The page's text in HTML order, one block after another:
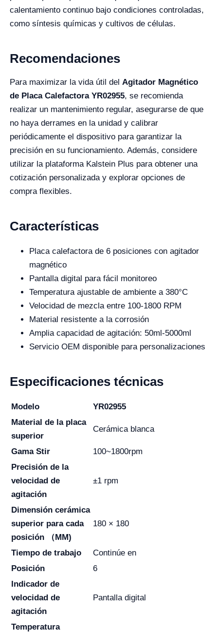
calentamiento continuo bajo condiciones controladas,
como síntesis químicas y cultivos de células.
Recomendaciones
Para maximizar la vida útil del Agitador Magnético
de Placa Calefactora YR02955, se recomienda
realizar un mantenimiento regular, asegurarse de que
no haya derrames en la unidad y calibrar
periódicamente el dispositivo para garantizar la
precisión en su funcionamiento. Además, considere
utilizar la plataforma Kalstein Plus para obtener una
cotización personalizada y explorar opciones de
compra flexibles.
Características
Placa calefactora de 6 posiciones con agitador
magnético
Pantalla digital para fácil monitoreo
Temperatura ajustable de ambiente a 380°C
Velocidad de mezcla entre 100-1800 RPM
Material resistente a la corrosión
Amplia capacidad de agitación: 50ml-5000ml
Servicio OEM disponible para personalizaciones
Especificaciones técnicas
Modelo
YR02955
Material de la placa
superior
Cerámica blanca
Gama Stir
100~1800rpm
Precisión de la
velocidad de
agitación
±1 rpm
Dimensión cerámica
superior para cada
posición （MM)
180 × 180
Tiempo de trabajo
Continúe en
Posición
6
Indicador de
velocidad de
agitación
Pantalla digital
Temperatura